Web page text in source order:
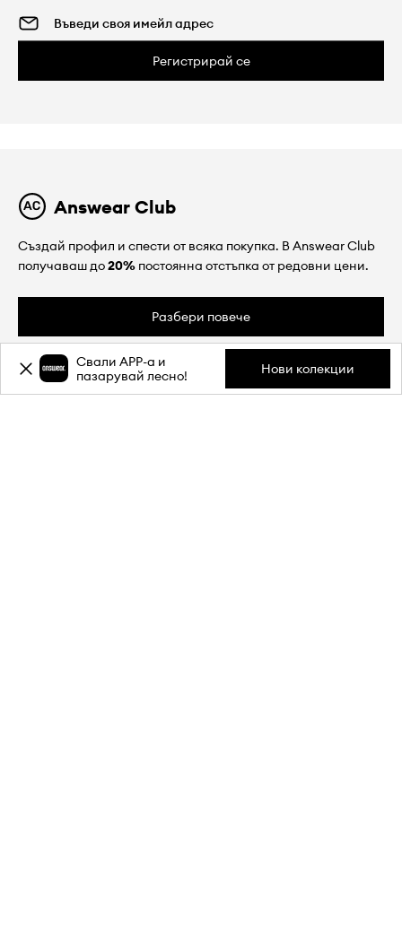
Регистрирай се
Answear Club
Създай профил и спести от всяка покупка. В Answear Club
получаваш до20% постоянна отстъпка от редовни цени.
Разбери повече
Свали APP-a и
пазарувай лесно!
Нови колекции